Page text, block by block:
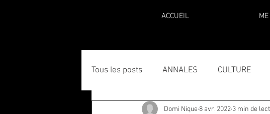
ACCUEIL ME
Tous les posts ANNALES CULTURE
Domi Nique 8 avr. 2022 3 min de